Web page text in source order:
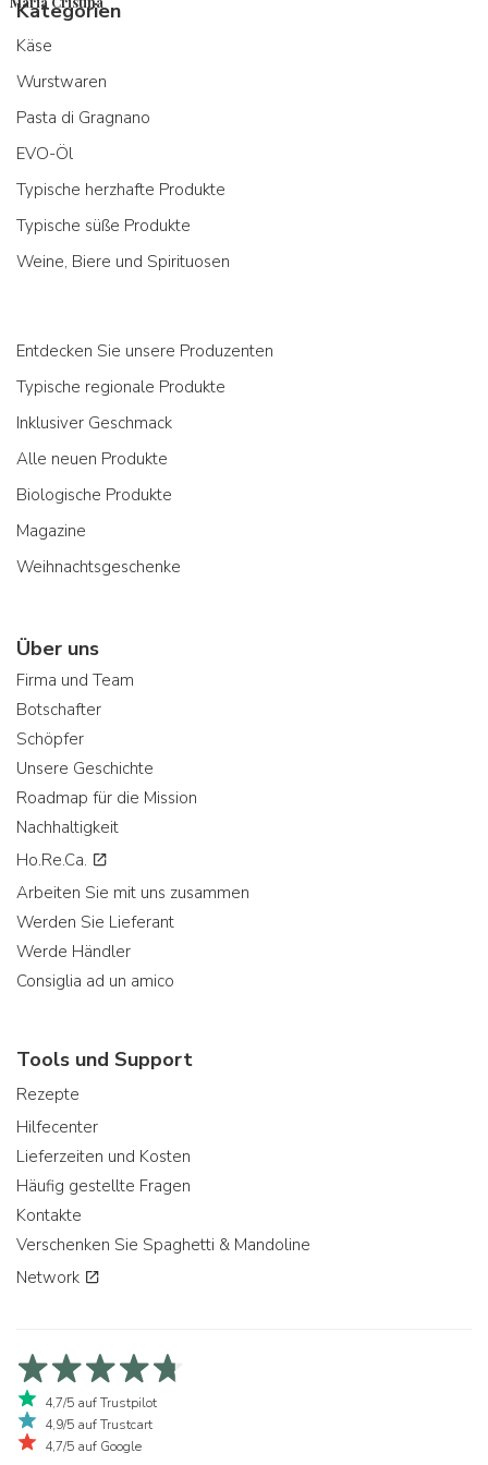
Kategorien
Käse
Wurstwaren
Pasta di Gragnano
EVO-Öl
Typische herzhafte Produkte
Typische süße Produkte
Weine, Biere und Spirituosen
Entdecken Sie unsere Produzenten
Typische regionale Produkte
Inklusiver Geschmack
Alle neuen Produkte
Biologische Produkte
Magazine
Weihnachtsgeschenke
Über uns
Firma und Team
Botschafter
Schöpfer
Unsere Geschichte
Roadmap für die Mission
Nachhaltigkeit
Ho.Re.Ca.
Arbeiten Sie mit uns zusammen
Werden Sie Lieferant
Werde Händler
Consiglia ad un amico
Tools und Support
Rezepte
Hilfecenter
Lieferzeiten und Kosten
Häufig gestellte Fragen
Kontakte
Verschenken Sie Spaghetti & Mandoline
Network
4,7/5 auf Trustpilot
4,9/5 auf Trustcart
4,7/5 auf Google